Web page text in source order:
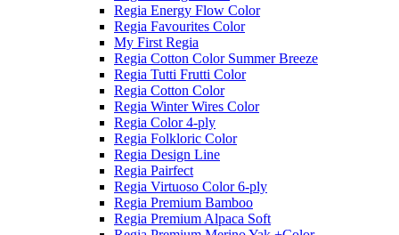
Regia Energy Flow Color
Regia Favourites Color
My First Regia
Regia Cotton Color Summer Breeze
Regia Tutti Frutti Color
Regia Cotton Color
Regia Winter Wires Color
Regia Color 4-ply
Regia Folkloric Color
Regia Design Line
Regia Pairfect
Regia Virtuoso Color 6-ply
Regia Premium Bamboo
Regia Premium Alpaca Soft